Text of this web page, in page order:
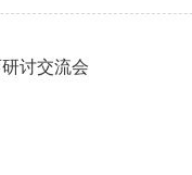
讨交流会